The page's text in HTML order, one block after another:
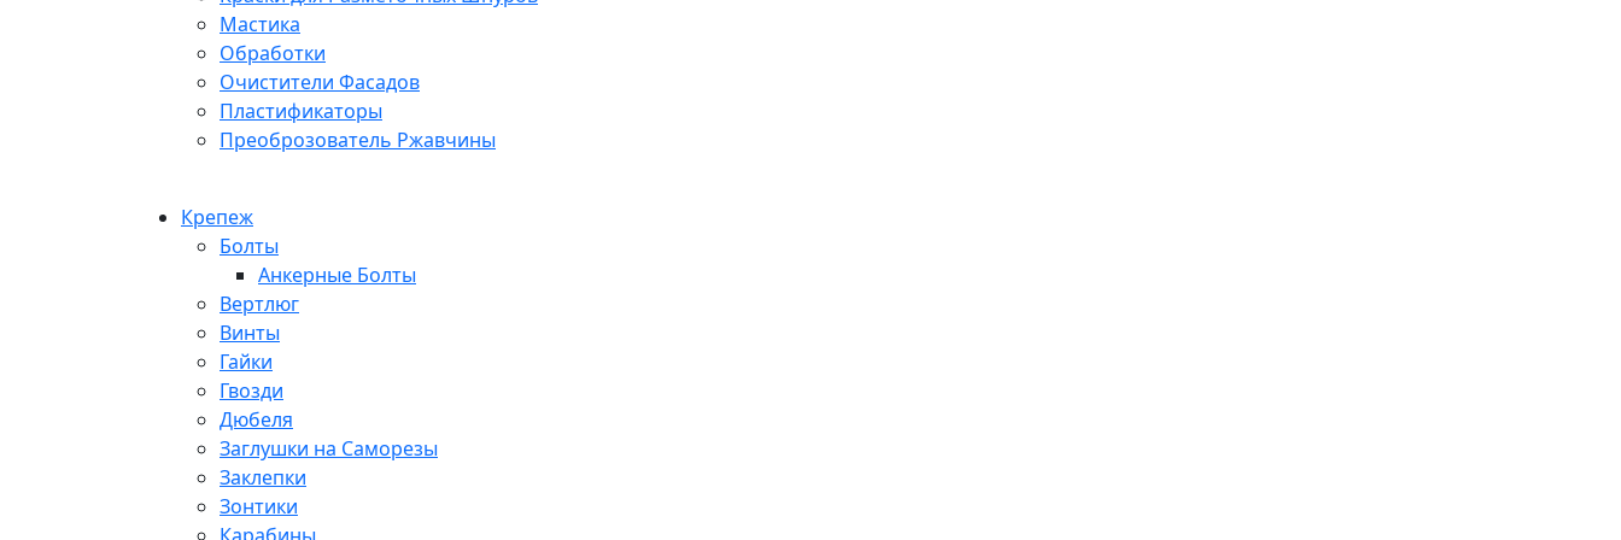
Мастика
Обработки
Очистители Фасадов
Пластификаторы
Преоброзователь Ржавчины
Крепеж
Болты
Анкерные Болты
Вертлюг
Винты
Гайки
Гвозди
Дюбеля
Заглушки на Саморезы
Заклепки
Зонтики